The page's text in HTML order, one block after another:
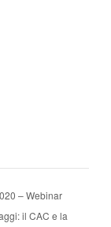
– Webinar
il CAC e la